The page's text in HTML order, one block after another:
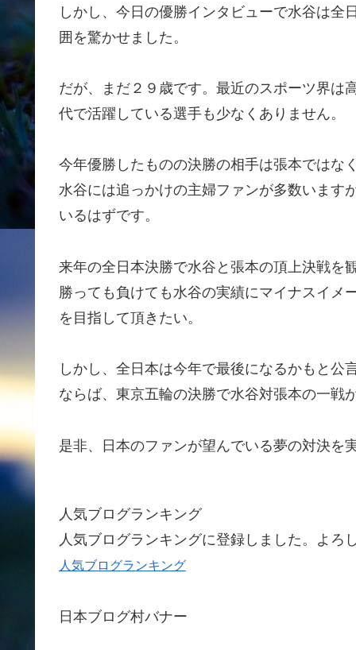
しかし、今日の優勝インタビューで水谷は
囲を驚かせました。
だが、まだ２９歳です。最近のスポーツ界は
代で活躍している選手も少なくありません。
今年優勝したものの決勝の相手は張本ではな
水谷には追っかけの主婦ファンが多数います
いるはずです。
来年の全日本決勝で水谷と張本の頂上決戦を
勝っても負けても水谷の実績にマイナスイメ
を目指して頂きたい。
しかし、全日本は今年で最後になるかもと公
ならば、東京五輪の決勝で水谷対張本の一戦
是非、日本のファンが望んでいる夢の対決を
人気ブログランキング
人気ブログランキングに登録しました。よろ
人気ブログランキング
日本ブログ村バナー